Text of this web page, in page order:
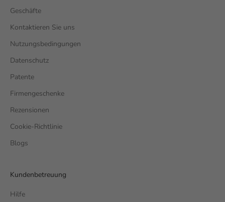
Geschäfte
Kontaktieren Sie uns
Nutzungsbedingungen
Datenschutz
Patente
Firmengeschenke
Rezensionen
Cookie-Richtlinie
Blogs
Kundenbetreuung
Hilfe